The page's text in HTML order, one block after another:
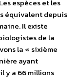
espèces et les
équivalent depuis
Il existe
de la
la « sixième
ayant
y a 66 millions